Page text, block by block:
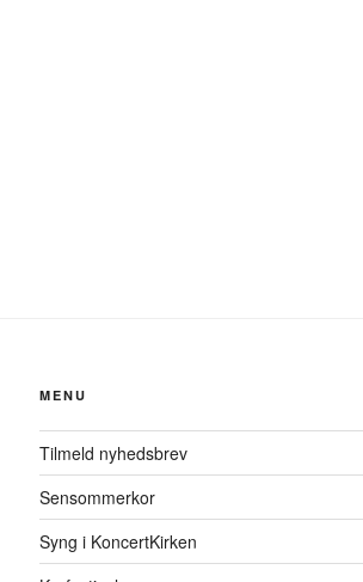
MENU
Tilmeld nyhedsbrev
Sensommerkor
Syng i KoncertKirken